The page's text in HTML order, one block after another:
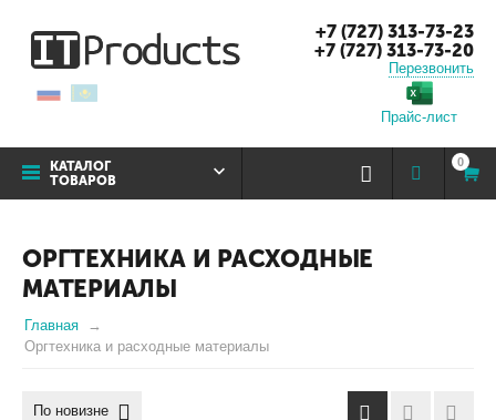
+7 (727) 313-73-23
+7 (727) 313-73-20
Перезвонить
Прайс-лист
КАТАЛОГ
ТОВАРОВ
0
ОРГТЕХНИКА И РАСХОДНЫЕ
МАТЕРИАЛЫ
Главная
Оргтехника и расходные материалы
По новизне